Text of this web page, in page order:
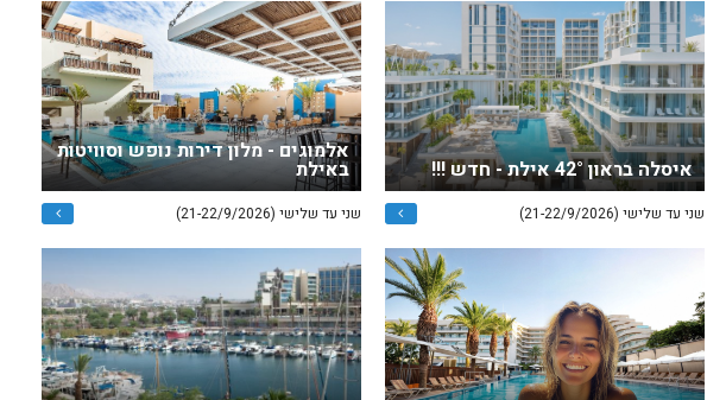
איסלה בראון 42° אילת - חדש !!!
שני עד שלישי (21-22/9/2026)
אלמוגים - מלון דירות נופש וסוויטות
באילת
שני עד שלישי (21-22/9/2026)